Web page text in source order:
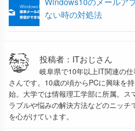
ない時の対処法
投稿者：ITおじさん
岐阜県で10年以上IT関連の
さんです。10歳の頃からPCに興味を
始。大学では情報理工学部に所属。ス
ラブルや悩みの解決方法などのニッチ
を心がけています。